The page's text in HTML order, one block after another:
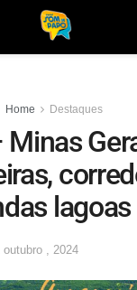
Home Destaques
lagoas
outubro , 2024